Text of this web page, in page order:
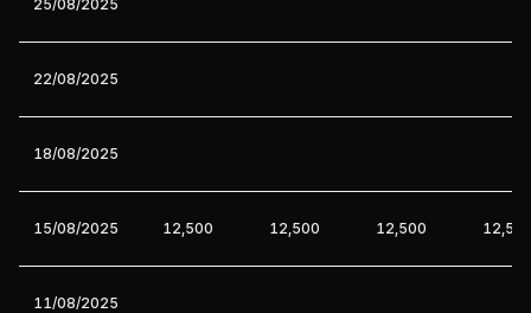
25/08/2025
22/08/2025
18/08/2025
15/08/2025 12,500 12,500 12,500
11/08/2025